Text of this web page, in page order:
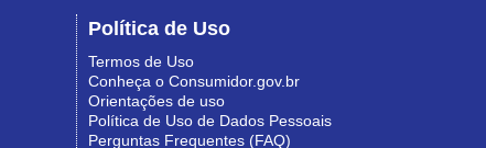
Política de Uso
Termos de Uso
Conheça o Consumidor.gov.br
Orientações de uso
Política de Uso de Dados Pessoais
Perguntas Frequentes (FAQ)